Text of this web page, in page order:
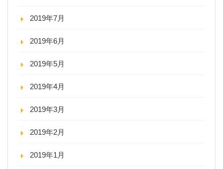
2019年7月
2019年6月
2019年5月
2019年4月
2019年3月
2019年2月
2019年1月